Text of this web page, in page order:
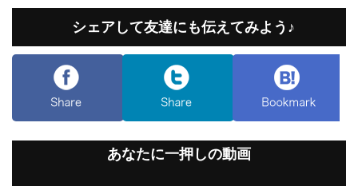
シェアして友達にも伝えてみよう♪
あなたに一押しの動画